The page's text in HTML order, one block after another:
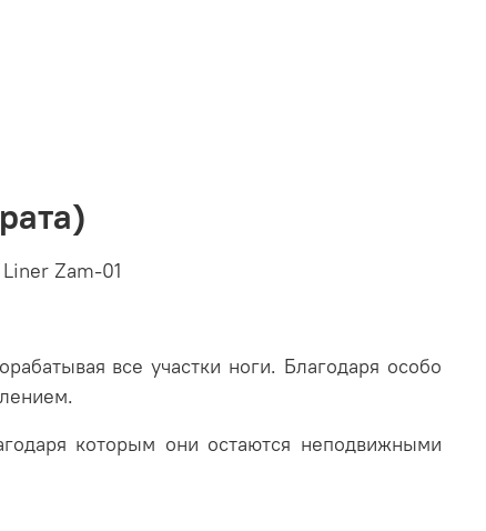
Zam-01
все участки ноги. Благодаря особо
которым они остаются неподвижными